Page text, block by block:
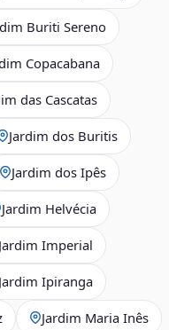
Buriti Sereno
Copacabana
das Cascatas
Jardim dos Buritis
Jardim dos Ipês
Jardim Helvécia
Jardim Imperial
Jardim Ipiranga
Jardim Maria Inês